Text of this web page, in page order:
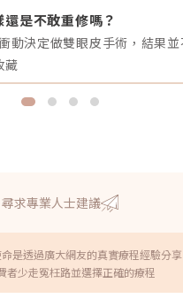
是不敢重修嗎？
藏
尋求專業人士建議
是透過廣大網友的真實療程經驗分享
者少走冤枉路並選擇正確的療程